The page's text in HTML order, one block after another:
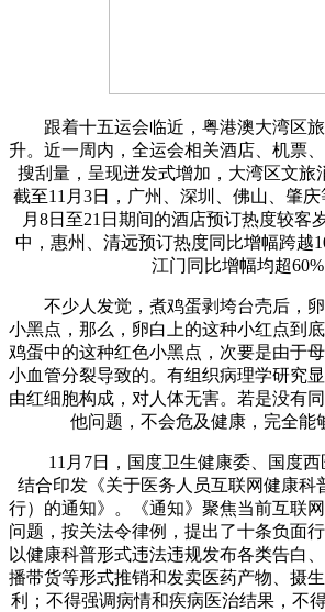
跟着十五运会临近，粤港澳大湾区旅
升。近一周内，全运会相关酒店、机票
搜刮量，呈现迸发式增加，大湾区文旅
截至11月3日，广州、深圳、佛山、肇庆
月8日至21日期间的酒店预订热度较客
中，惠州、清远预订热度同比增幅跨越
江门同比增幅均超60%
不少人发觉，煮鸡蛋剥垮台壳后，卵
小黑点，那么，卵白上的这种小红点到
鸡蛋中的这种红色小黑点，次要是由于
小血管分裂导致的。有组织病理学研究
由红细胞构成，对人体无害。若是没有
他问题，不会危及健康，完全能
11月7日，国度卫生健康委、国度西
结合印发《关于医务人员互联网健康科
行）的通知》。《通知》聚焦当前互联
问题，按关法令律例，提出了十条负面
以健康科普形式违法违规发布各类告白
播带货等形式推销和发卖医药产物、摄
利；不得强调病情和疾病医治结果，不